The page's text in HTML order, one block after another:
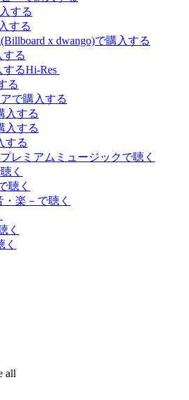
Hi-Res